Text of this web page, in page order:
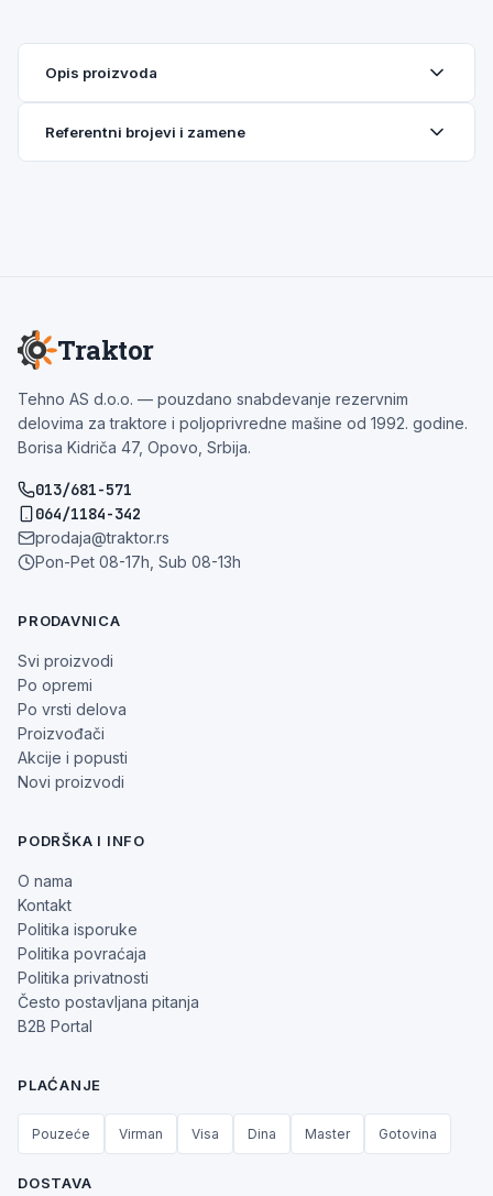
Opis proizvoda
Referentni brojevi i zamene
Traktor
Tehno AS d.o.o. — pouzdano snabdevanje rezervnim
delovima za traktore i poljoprivredne mašine od 1992. godine.
Borisa Kidriča 47, Opovo, Srbija.
013/681-571
064/1184-342
prodaja@traktor.rs
Pon-Pet 08-17h, Sub 08-13h
PRODAVNICA
Svi proizvodi
Po opremi
Po vrsti delova
Proizvođači
Akcije i popusti
Novi proizvodi
PODRŠKA I INFO
O nama
Kontakt
Politika isporuke
Politika povraćaja
Politika privatnosti
Često postavljana pitanja
B2B Portal
PLAĆANJE
Pouzeće Virman Visa Dina Master Gotovina
DOSTAVA